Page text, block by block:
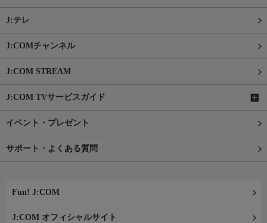
J:テレ
J:COMチャンネル
J:COM STREAM
J:COM TVサービスガイド
イベント・プレゼント
サポート・よくある質問
Fun! J:COM
J:COM オフィシャルサイト